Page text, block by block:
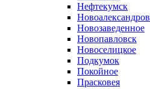
Нефтекумск
Новозаведенное
Новопавловск
Новоселицкое
Подкумок
Покойное
Прасковея